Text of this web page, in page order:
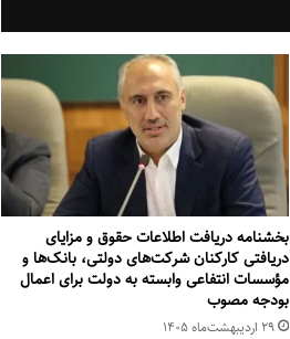
بخشنامه دریافت اطلاعات حقوق و مزایای
دریافتی کارکنان شرکت‌های دولتی، بانک‌ها و
مؤسسات انتفاعی وابسته به دولت برای اعمال
بودجه مصوب
۲۹ اردیبهشت‌ماه ۱۴۰۵